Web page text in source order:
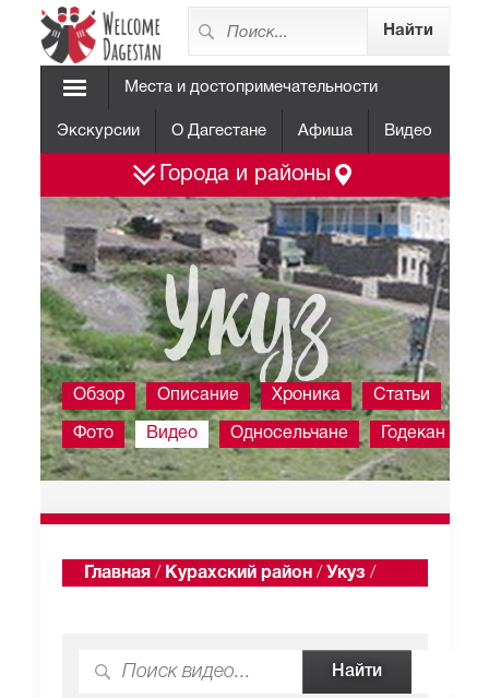
Места и достопримечательности
Экскурсии О Дагестане Афиша Видео
Города и районы
Укуз
Обзор Описание Хроника Статьи
Фото Видео Односельчане Годекан
Главная / Курахский район / Укуз /